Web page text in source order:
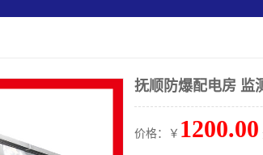
抚顺防爆配电房 监
价格：￥ 1200.00